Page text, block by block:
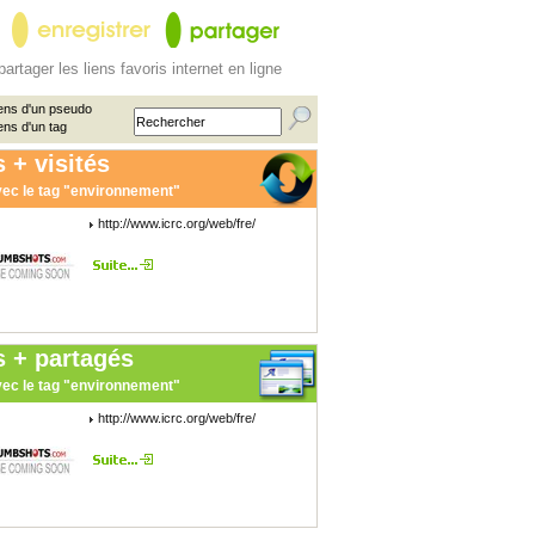
les liens favoris internet en ligne
d'un pseudo
d'un tag
+ visités
le tag "environnement"
http://www.icrc.org/web/fre/
+ partagés
le tag "environnement"
http://www.icrc.org/web/fre/